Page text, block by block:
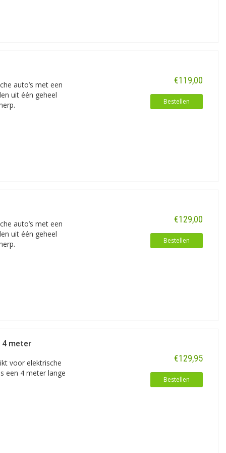
auto’s met een
uit één geheel
€119,00
Bestellen
auto’s met een
uit één geheel
€129,00
Bestellen
4 meter
voor elektrische
een 4 meter lange
€129,95
Bestellen